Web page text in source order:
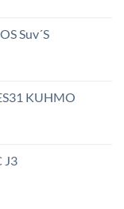
Suv´S
KUHMO
J3